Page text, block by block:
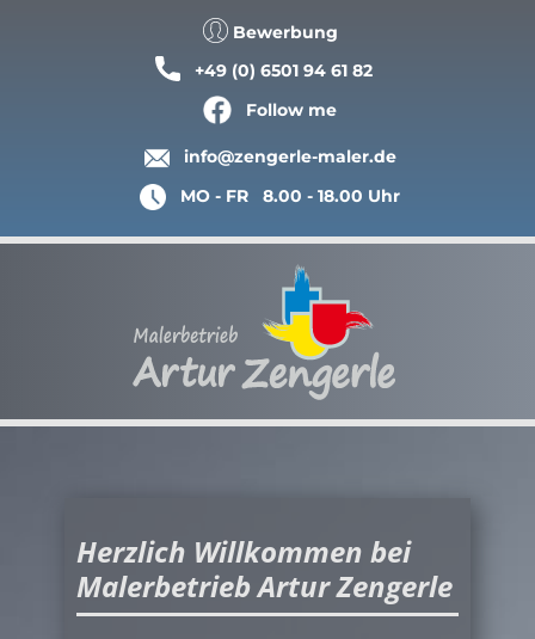
Bewerbung
+49 (0) 6501 94 61 82
Follow me
info@zengerle-maler.de
MO - FR 8.00 - 18.00 Uhr
Herzlich Willkommen bei
Malerbetrieb Artur Zengerle